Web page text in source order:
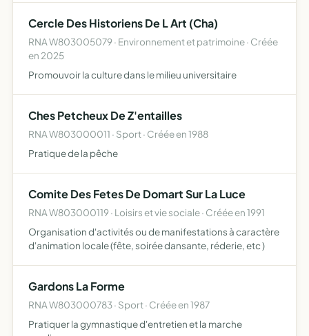
Cercle Des Historiens De L Art (Cha)
RNA W803005079 · Environnement et patrimoine · Créée
en 2025
Promouvoir la culture dans le milieu universitaire
Ches Petcheux De Z'entailles
RNA W803000011 · Sport · Créée en 1988
Pratique de la pêche
Comite Des Fetes De Domart Sur La Luce
RNA W803000119 · Loisirs et vie sociale · Créée en 1991
Organisation d'activités ou de manifestations à caractère
d'animation locale (fête, soirée dansante, réderie, etc )
Gardons La Forme
RNA W803000783 · Sport · Créée en 1987
Pratiquer la gymnastique d'entretien et la marche